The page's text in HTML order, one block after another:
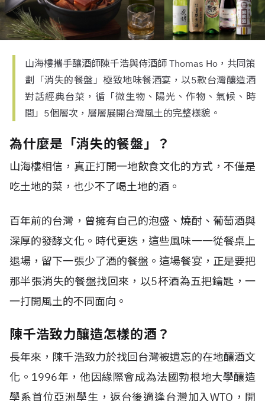
山海樓攜手釀酒師陳千浩與侍酒師 Thomas Ho，共同策
劃「消失的餐盤」極致地味餐酒宴，以5款台灣釀造酒
對話經典台菜，循「微生物、陽光、作物、氣候、時
間」5個層次，層層展開台灣風土的完整樣貌。
為什麼是「消失的餐盤」？
山海樓相信，真正打開一地飲食文化的方式，不僅是
吃土地的菜，也少不了喝土地的酒。
百年前的台灣，曾擁有自己的泡盛、燒酎、葡萄酒與
深厚的發酵文化。時代更迭，這些風味一一從餐桌上
退場，留下一張少了酒的餐盤。這場餐宴，正是要把
那半張消失的餐盤找回來，以5杯酒為五把鑰匙，一
一打開風土的不同面向。
陳千浩致力釀造怎樣的酒？
長年來，陳千浩致力於找回台灣被遺忘的在地釀酒文
化。1996年，他因緣際會成為法國勃根地大學釀造
學系首位亞洲學生，返台後適逢台灣加入WTO，開